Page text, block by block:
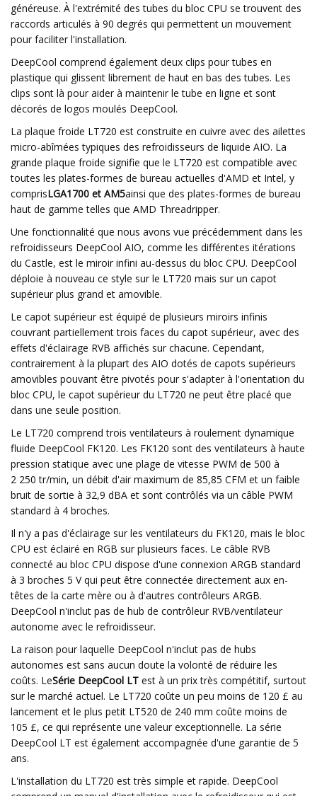
généreuse. À l'extrémité des tubes du bloc CPU se trouvent des
raccords articulés à 90 degrés qui permettent un mouvement
pour faciliter l'installation.
DeepCool comprend également deux clips pour tubes en
plastique qui glissent librement de haut en bas des tubes. Les
clips sont là pour aider à maintenir le tube en ligne et sont
décorés de logos moulés DeepCool.
La plaque froide LT720 est construite en cuivre avec des ailettes
micro-abîmées typiques des refroidisseurs de liquide AIO. La
grande plaque froide signifie que le LT720 est compatible avec
toutes les plates-formes de bureau actuelles d'AMD et Intel, y
comprisLGA1700 et AM5ainsi que des plates-formes de bureau
haut de gamme telles que AMD Threadripper.
Une fonctionnalité que nous avons vue précédemment dans les
refroidisseurs DeepCool AIO, comme les différentes itérations
du Castle, est le miroir infini au-dessus du bloc CPU. DeepCool
déploie à nouveau ce style sur le LT720 mais sur un capot
supérieur plus grand et amovible.
Le capot supérieur est équipé de plusieurs miroirs infinis
couvrant partiellement trois faces du capot supérieur, avec des
effets d'éclairage RVB affichés sur chacune. Cependant,
contrairement à la plupart des AIO dotés de capots supérieurs
amovibles pouvant être pivotés pour s'adapter à l'orientation du
bloc CPU, le capot supérieur du LT720 ne peut être placé que
dans une seule position.
Le LT720 comprend trois ventilateurs à roulement dynamique
fluide DeepCool FK120. Les FK120 sont des ventilateurs à haute
pression statique avec une plage de vitesse PWM de 500 à
2 250 tr/min, un débit d'air maximum de 85,85 CFM et un faible
bruit de sortie à 32,9 dBA et sont contrôlés via un câble PWM
standard à 4 broches.
Il n'y a pas d'éclairage sur les ventilateurs du FK120, mais le bloc
CPU est éclairé en RGB sur plusieurs faces. Le câble RVB
connecté au bloc CPU dispose d'une connexion ARGB standard
à 3 broches 5 V qui peut être connectée directement aux en-
têtes de la carte mère ou à d'autres contrôleurs ARGB.
DeepCool n'inclut pas de hub de contrôleur RVB/ventilateur
autonome avec le refroidisseur.
La raison pour laquelle DeepCool n'inclut pas de hubs
autonomes est sans aucun doute la volonté de réduire les
coûts. LeSérie DeepCool LT est à un prix très compétitif, surtout
sur le marché actuel. Le LT720 coûte un peu moins de 120 £ au
lancement et le plus petit LT520 de 240 mm coûte moins de
105 £, ce qui représente une valeur exceptionnelle. La série
DeepCool LT est également accompagnée d'une garantie de 5
ans.
L'installation du LT720 est très simple et rapide. DeepCool